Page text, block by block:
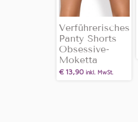
Verführerisches
Panty Shorts
Obsessive-
Moketta
€13,90 inkl. MwSt.